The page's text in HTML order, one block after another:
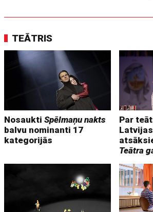
TEĀTRIS
NosauktiSpēlmaņu nakts
balvu nominanti 17
kategorijās
Par
Teātra